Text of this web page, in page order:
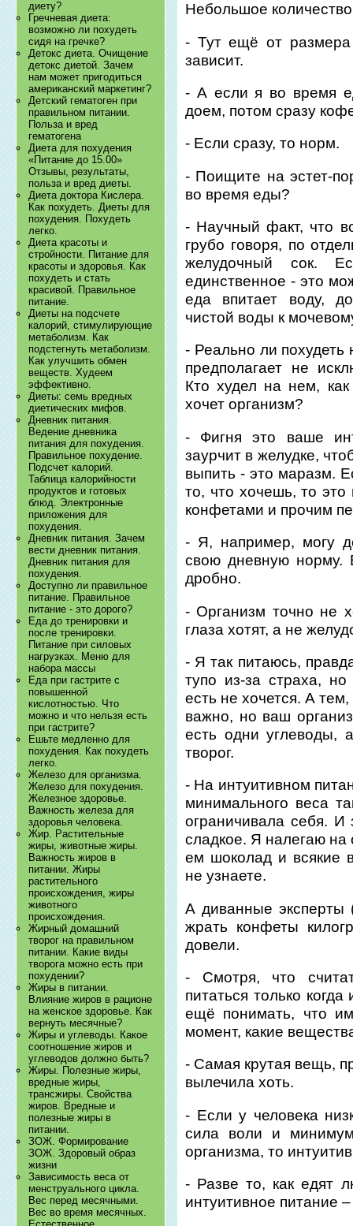
диету?
Гречневая диета:
возможно ли похудеть
сидя на гречке?
Детокс диета. Очищение
детокс диетой. Зачем
нам может пригодиться
американский маркетинг?
Детский гематоген при
правильном питании.
Польза и вред
гематогена
Диета для похудения
«Питание до 15.00»
Отзывы, результаты,
польза и вред диеты.
Диета доктора Кислера.
Как похудеть. Диеты для
похудения. Похудеть
легко.
Диета красоты и
стройности. Питание для
красоты и здоровья. Как
похудеть и стать
красивой. Правильное
питание.
Диеты на подсчете
калорий, стимулирующие
метаболизм. Как
подстегнуть метаболизм.
Как улучшить обмен
веществ. Худеем
эффективно.
Диеты: семь вредных
диетических мифов.
Дневник питания.
Ведение дневника
питания для похудения.
Правильное похудение.
Подсчет калорий.
Таблица калорийности
продуктов и готовых
блюд. Электронные
приложения для
похудения.
Дневник питания. Зачем
вести дневник питания.
Дневник питания для
похудения.
Доступно ли правильное
питание. Правильное
питание - это дорого?
Еда до тренировки и
после тренировки.
Питание при силовых
нагрузках. Меню для
набора массы
Еда при гастрите с
повышенной
кислотностью. Что
можно и что нельзя есть
при гастрите?
Ешьте медленно для
похудения. Как похудеть
легко.
Железо для организма.
Железо для похудения.
Железное здоровье.
Важность железа для
здоровья человека.
Жир. Растительные
жиры, животные жиры.
Важность жиров в
питании. Жиры
растительного
происхождения, жиры
животного
происхождения.
Жирный домашний
творог на правильном
питании. Какие виды
творога можно есть при
похудении?
Жиры в питании.
Влияние жиров в рационе
на женское здоровье. Как
вернуть месячные?
Жиры и углеводы. Какое
соотношение жиров и
углеводов должно быть?
Жиры. Полезные жиры,
вредные жиры,
трансжиры. Свойства
жиров. Вредные и
полезные жиры в
питании.
ЗОЖ. Формирование
ЗОЖ. Здоровый образ
жизни
Зависимость веса от
менструального цикла.
Вес перед месячными.
Вес во время месячных.
Небольшое
- Тут ещё от
зависит.
- А если я во время
доем, потом сразу
- Если сразу, то норм.
- Поищите на эстет-
во время еды?
- Научный факт, что
грубо говоря, по
желудочный сок.
единственное - это
еда впитает воду,
чистой воды к
- Реально ли
предполагает не
Кто худел на нем,
хочет организм?
- Фигня это ваше
заурчит в желудке,
выпить - это маразм.
то, что хочешь, то
конфетами и прочим
- Я, например, могу
свою дневную норму.
дробно.
- Организм точно не
глаза хотят, а не
- Я так питаюсь,
тупо из-за страха,
есть не хочется. А
важно, но ваш
есть одни углеводы,
творог.
- На интуитивном
минимального веса
ограничивала себя. И
сладкое. Я налегаю
ем шоколад и всякие
не узнаете.
А диванные эксперты
жрать конфеты
довели.
- Смотря, что
питаться только
ещё понимать, что
момент, какие
- Самая крутая вещь,
вылечила хоть.
- Если у человека
сила воли и
организма, то
- Разве то, как едят
интуитивное питание